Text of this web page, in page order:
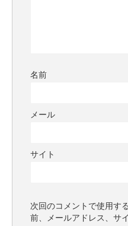
名前
メール
サイト
次回のコメントで使用す
前、メールアドレス、サ